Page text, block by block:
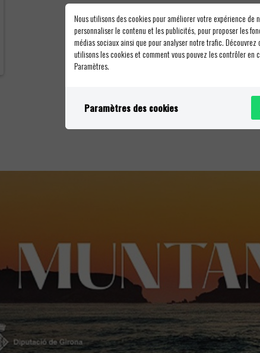
Nous utilisons des cookies pour améliorer votre expérience de
personnaliser le contenu et les publicités, pour proposer les
médias sociaux ainsi que pour analyser notre trafic. Découvrez
utilisons les cookies et comment vous pouvez les contrôler en
Paramètres.
Paramètres des cookies